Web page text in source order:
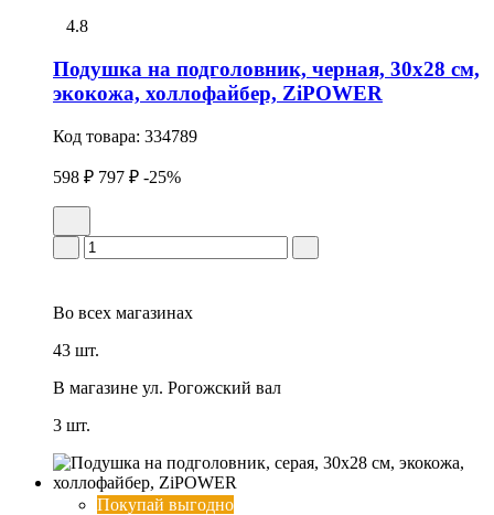
4.8
Подушка на подголовник, черная, 30x28 см,
экокожа, холлофайбер, ZiPOWER
Код товара: 334789
598 ₽ 797 ₽ -25%
Во всех магазинах
43 шт.
В магазине ул. Рогожский вал
3 шт.
Покупай выгодно